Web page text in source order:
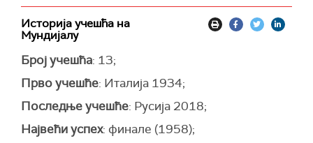
Историја учешћа на
Мундијалу
Број учешћа: 13;
Прво учешће: Италија 1934;
Последње учешће: Русија 2018;
Највећи успех: финале (1958);